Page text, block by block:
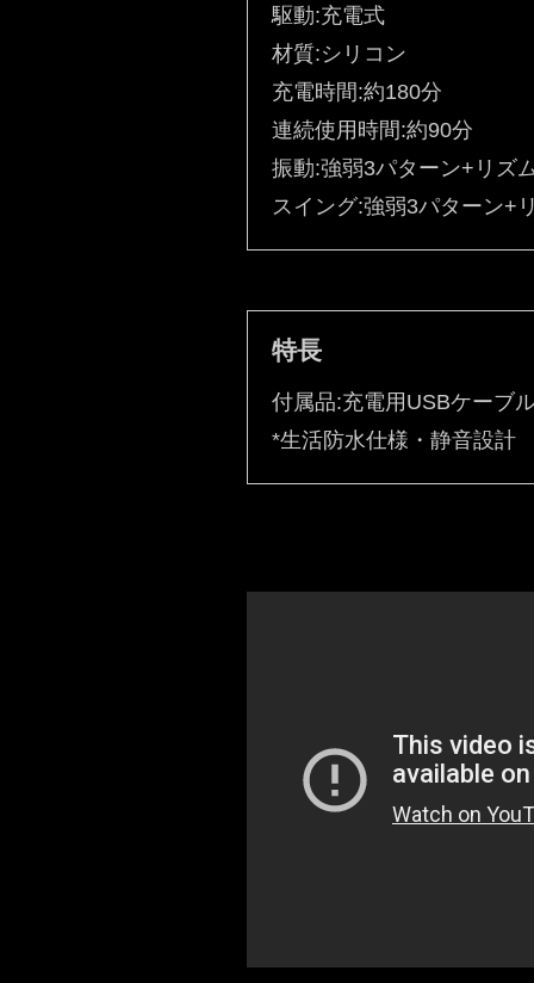
駆動:充電式
材質:シリコン
充電時間:約180分
連続使用時間:約90分
振動:強弱3パターン+リズ
スイング:強弱3パターン+
特長
付属品:充電用USBケーブ
*生活防水仕様・静音設計